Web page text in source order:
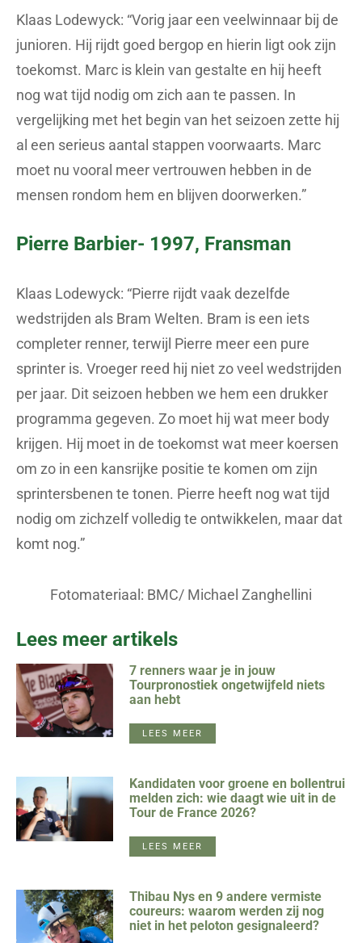
Klaas Lodewyck: “Vorig jaar een veelwinnaar bij de
junioren. Hij rijdt goed bergop en hierin ligt ook zijn
toekomst. Marc is klein van gestalte en hij heeft
nog wat tijd nodig om zich aan te passen. In
vergelijking met het begin van het seizoen zette hij
al een serieus aantal stappen voorwaarts. Marc
moet nu vooral meer vertrouwen hebben in de
mensen rondom hem en blijven doorwerken.”
Pierre Barbier- 1997, Fransman
Klaas Lodewyck: “Pierre rijdt vaak dezelfde
wedstrijden als Bram Welten. Bram is een iets
completer renner, terwijl Pierre meer een pure
sprinter is. Vroeger reed hij niet zo veel wedstrijden
per jaar. Dit seizoen hebben we hem een drukker
programma gegeven. Zo moet hij wat meer body
krijgen. Hij moet in de toekomst wat meer koersen
om zo in een kansrijke positie te komen om zijn
sprintersbenen te tonen. Pierre heeft nog wat tijd
nodig om zichzelf volledig te ontwikkelen, maar dat
komt nog.”
Fotomateriaal: BMC/ Michael Zanghellini
Lees meer artikels
7 renners waar je in jouw
Tourpronostiek ongetwijfeld niets
aan hebt
LEES MEER
Kandidaten voor groene en bollentrui
melden zich: wie daagt wie uit in de
Tour de France 2026?
LEES MEER
Thibau Nys en 9 andere vermiste
coureurs: waarom werden zij nog
niet in het peloton gesignaleerd?